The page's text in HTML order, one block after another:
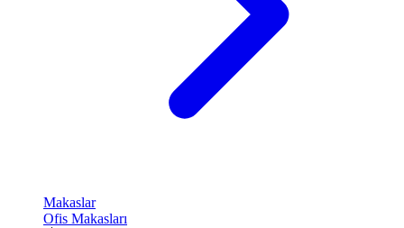
Makaslar
Ofis Makasları